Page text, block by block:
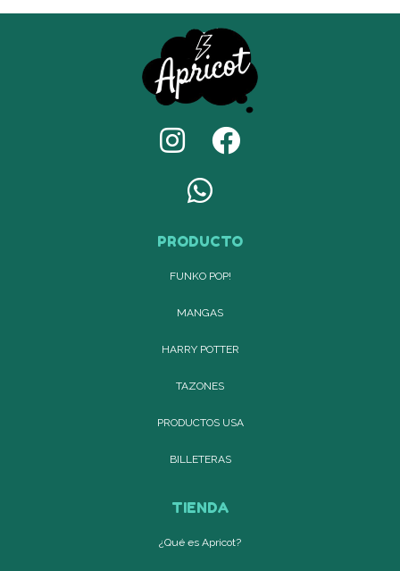
PRODUCTO
FUNKO POP!
MANGAS
HARRY POTTER
TAZONES
PRODUCTOS USA
BILLETERAS
TIENDA
¿Qué es Apricot?